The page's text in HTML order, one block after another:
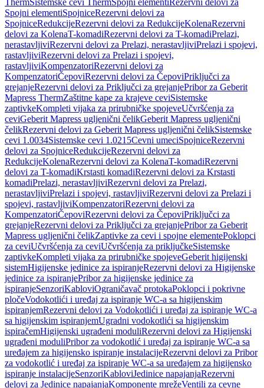
ThermSistemske cevi ThermSpojni elementi Rezervni delovi za
Spojni elementiSpojniceRezervni delovi za
SpojniceRedukcijeRezervni delovi za RedukcijeKolenaRezervni
delovi za KolenaT-komadiRezervni delovi za T-komadiPrelazi,
nerastavljiviRezervni delovi za Prelazi, nerastavljiviPrelazi i spojevi,
rastavljiviRezervni delovi za Prelazi i spojevi,
rastavljiviKompenzatoriRezervni delovi za
KompenzatoriČepoviRezervni delovi za ČepoviPriključci za
grejanjeRezervni delovi za Priključci za grejanjePribor za Geberit
Mapress ThermZaštitne kape za krajeve ceviSistemske
zaptivkeKompleti vijaka za prirubničke spojeveUčvršćenja za
ceviGeberit Mapress ugljenični čelikGeberit Mapress ugljenični
čelikRezervni delovi za Geberit Mapress ugljenični čelikSistemske
cevi 1.0034Sistemske cevi 1.0215Cevni umeciSpojniceRezervni
delovi za SpojniceRedukcijeRezervni delovi za
RedukcijeKolenaRezervni delovi za KolenaT-komadiRezervni
delovi za T-komadiKrstasti komadiRezervni delovi za Krstasti
komadiPrelazi, nerastavljiviRezervni delovi za Prelazi,
nerastavljiviPrelazi i spojevi, rastavljiviRezervni delovi za Prelazi i
spojevi, rastavljiviKompenzatoriRezervni delovi za
KompenzatoriČepoviRezervni delovi za ČepoviPriključci za
grejanjeRezervni delovi za Priključci za grejanjePribor za Geberit
Mapress ugljenični čelikZaptivke za cevi i spojne elementePoklopci
za ceviUčvršćenja za ceviUčvršćenja za priključkeSistemske
zaptivkeKompleti vijaka za prirubničke spojeveGeberit higijenski
sistemHigijenske jedinice za ispiranjeRezervni delovi za Higijenske
jedinice za ispiranjePribor za higijenske jedinice za
ispiranjeSenzoriKabloviOgraničavač protokaPoklopci i pokrivne
pločeVodokotlići i uređaj za ispiranje WC-a sa higijenskim
ispiranjemRezervni delovi za Vodokotlići i uređaj za ispiranje WC-a
sa higijenskim ispiranjemUgradni vodokotlići sa higijenskim
ispiračemHigijenski ugrađeni moduliRezervni delovi za Higijenski
ugrađeni moduliPribor za vodokotlić i uređaj za ispiranje WC-a sa
uređajem za higijensko ispiranje instalacijeRezervni delovi za Pribor
za vodokotlić i uređaj za ispiranje WC-a sa uređajem za higijensko
ispiranje instalacijeSenzoriKabloviJedinice napajanjaRezervni
delovi za Jedinice napajanjaKomponente mrežeVentili za cevne